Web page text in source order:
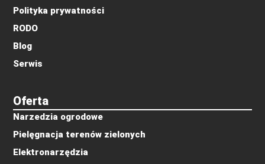
Oferta
Narzedzia ogrodowe
Pielęgnacja terenów zielonych
Elektronarzędzia
Polityka prywatności
RODO
Blog
Serwis